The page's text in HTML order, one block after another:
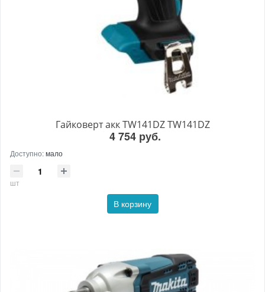
Гайковерт акк TW141DZ TW141DZ
4 754 руб.
Доступно:мало
шт
В корзину